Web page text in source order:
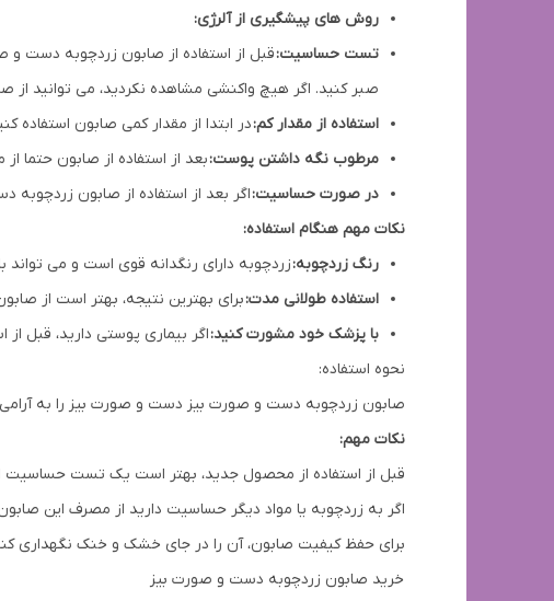
روش های پیشگیری از آلرژی:
تست حساسیت:
صبر کنید. اگر هیچ واکنشی مشاهده نکردید، می توانید از
استفاده از مقدار کم:در ابتدا از مقدار کمی صابون استفاده
مرطوب نگه داشتن پوست:بعد از استفاده از صابون
در صورت حساسیت:اگر بعد از استفاده از صابون
نکات مهم هنگام استفاده:
رنگ زردچوبه:زردچوبه دارای رنگدانه قوی است و می
استفاده طولانی مدت:برای بهترین نتیجه، بهتر است از
با پزشک خود مشورت کنید:اگر بیماری پوستی دارید، قبل
نحوه استفاده:
صابون زردچوبه دست و صورت بیز دست و صورت بیز را به آرامی
نکات مهم:
قبل از استفاده از محصول جدید، بهتر است یک تست حساسیت
اگر به زردچوبه یا مواد دیگر حساسیت دارید از مصرف این
برای حفظ کیفیت صابون، آن را در جای خشک و خنک نگهداری
خرید صابون زردچوبه دست و صورت بیز